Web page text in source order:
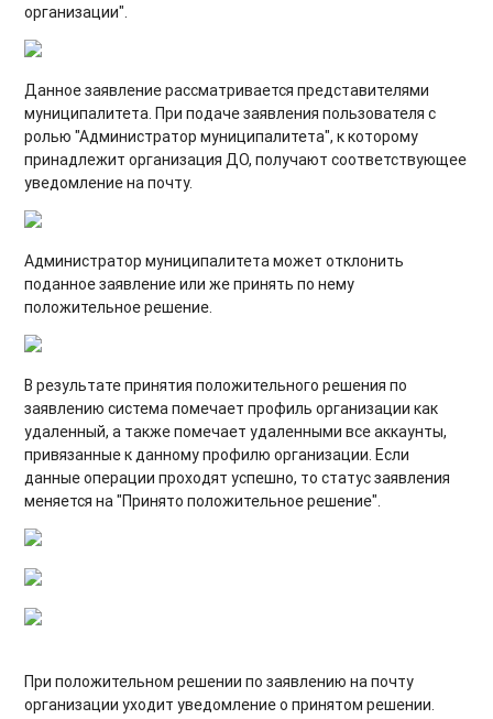
организации".
Данное заявление рассматривается представителями
муниципалитета. При подаче заявления пользователя с
ролью "Администратор муниципалитета", к которому
принадлежит организация ДО, получают соответствующее
уведомление на почту.
Администратор муниципалитета может отклонить
поданное заявление или же принять по нему
положительное решение.
В результате принятия положительного решения по
заявлению система помечает профиль организации как
удаленный, а также помечает удаленными все аккаунты,
привязанные к данному профилю организации. Если
данные операции проходят успешно, то статус заявления
меняется на "Принято положительное решение".
При положительном решении по заявлению на почту
организации уходит уведомление о принятом решении.